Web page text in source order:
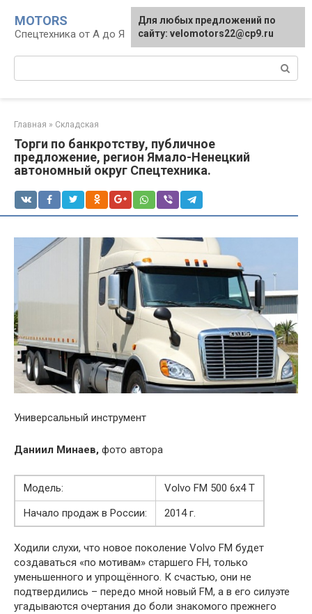
контенту
MOTORS
Спецтехника от А до Я
Главная » Складская
Торги по банкротству, публичное
предложение, регион Ямало-Ненецкий
автономный округ Спецтехника.
Универсальный инструмент
Даниил Минаев, фото автора
Модель:
Volvo FM 500 6х4 Т
Начало продаж в России:
2014 г.
Ходили слухи, что новое поколение Volvo FM будет
создаваться «по мотивам» старшего FH, только
уменьшенного и упрощённого. К счастью, они не
подтвердились – передо мной новый FM, а в его силуэте
угадываются очертания до боли знакомого прежнего
Для любых предложений по
сайту: velomotors22@cp9.ru